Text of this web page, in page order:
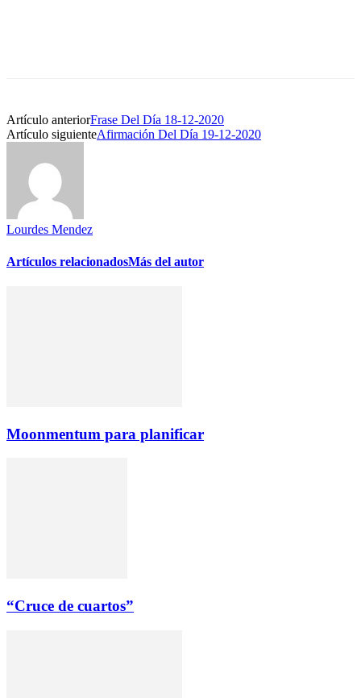
Artículo anteriorFrase Del Día 18-12-2020
Artículo siguienteAfirmación Del Día 19-12-2020
Lourdes Mendez
Artículos relacionadosMás del autor
Moonmentum para planificar
“Cruce de cuartos”